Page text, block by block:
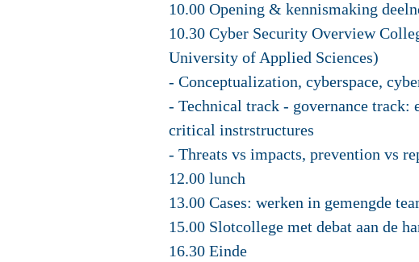
10.00 Opening & kennismaking
10.30 Cyber Security Overview
University of Applied Sciences)
- Conceptualization, cyberspace,
- Technical track - governance
critical instrstructures
- Threats vs impacts, prevention vs
12.00 lunch
13.00 Cases: werken in gemengde
15.00 Slotcollege met debat aan de
16.30 Einde